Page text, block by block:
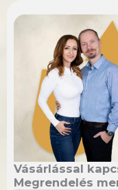
Vásárlással
Megrendelés